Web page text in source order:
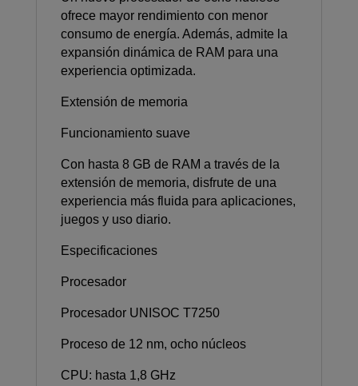
ofrece mayor rendimiento con menor
consumo de energía. Además, admite la
expansión dinámica de RAM para una
experiencia optimizada.
Extensión de memoria
Funcionamiento suave
Con hasta 8 GB de RAM a través de la
extensión de memoria, disfrute de una
experiencia más fluida para aplicaciones,
juegos y uso diario.
Especificaciones
Procesador
Procesador UNISOC T7250
Proceso de 12 nm, ocho núcleos
CPU: hasta 1,8 GHz